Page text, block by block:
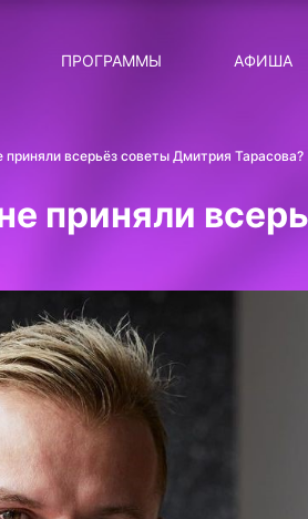
ПРОГРАММЫ
СТАТУС: В СЕТИ
ЛИЧНЫЙ ВОПРОС
ДОТЯНИСЬ ДО ЗВЁЗД
АФИША
всерьёз советы Дмитрия Тарасова?
приняли